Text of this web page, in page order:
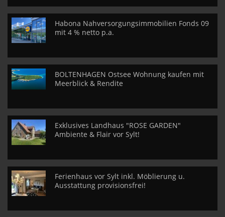
Habona Nahversorgungsimmobilien Fonds 09
mit 4 % netto p.a.
BOLTENHAGEN Ostsee Wohnung kaufen mit
Meerblick & Rendite
Exklusives Landhaus "ROSE GARDEN"
Ambiente & Flair vor Sylt!
Ferienhaus vor Sylt inkl. Möblierung u.
Ausstattung provisionsfrei!